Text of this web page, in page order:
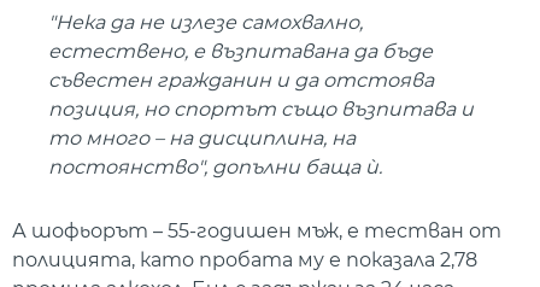
"Нека да не излезе самохвално,
естествено, е възпитавана да бъде
съвестен гражданин и да отстоява
позиция, но спортът също възпитава и
то много – на дисциплина, на
постоянство", допълни баща ѝ.
А шофьорът – 55-годишен мъж, е тестван от
полицията, като пробата му е показала 2,78